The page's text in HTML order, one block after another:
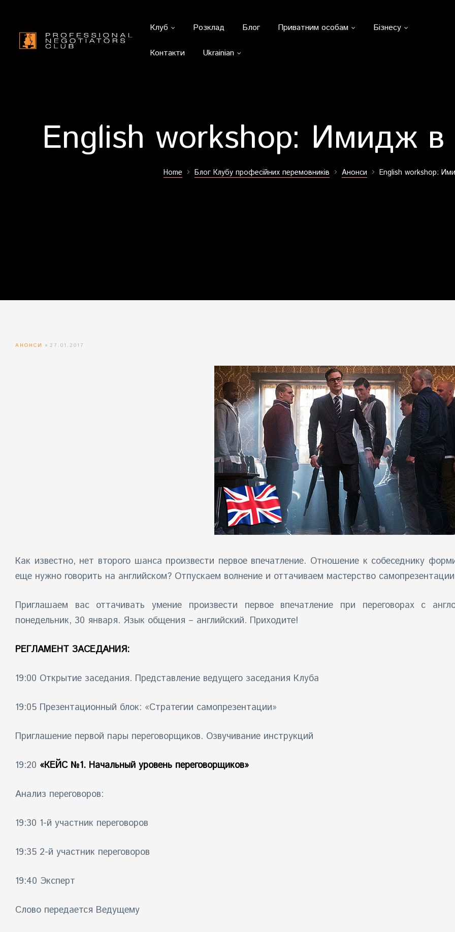
Клуб Розклад Блог Приватним особам Бізнесу
Контакти Ukrainian
English workshop: Имидж в
Home Блог Клубу професійних перемовників Анонси English workshop:
АНОНСИ 27.01.2017
Как известно, нет второго шанса произвести первое впечатление. Отношение к собеседнику
еще нужно говорить на английском? Отпускаем волнение и оттачиваем мастерство
Приглашаем вас оттачивать умение произвести первое впечатление при переговорах с
понедельник, 30 января. Язык общения – английский. Приходите!
РЕГЛАМЕНТ ЗАСЕДАНИЯ:
19:00 Открытие заседания. Представление ведущего заседания Клуба
19:05 Презентационный блок: «Стратегии самопрезентации»
Приглашение первой пары переговорщиков. Озвучивание инструкций
19:20 «КЕЙС №1. Начальный уровень переговорщиков»
Анализ переговоров:
19:30 1-й участник переговоров
19:35 2-й участник переговоров
19:40 Эксперт
Слово передается Ведущему